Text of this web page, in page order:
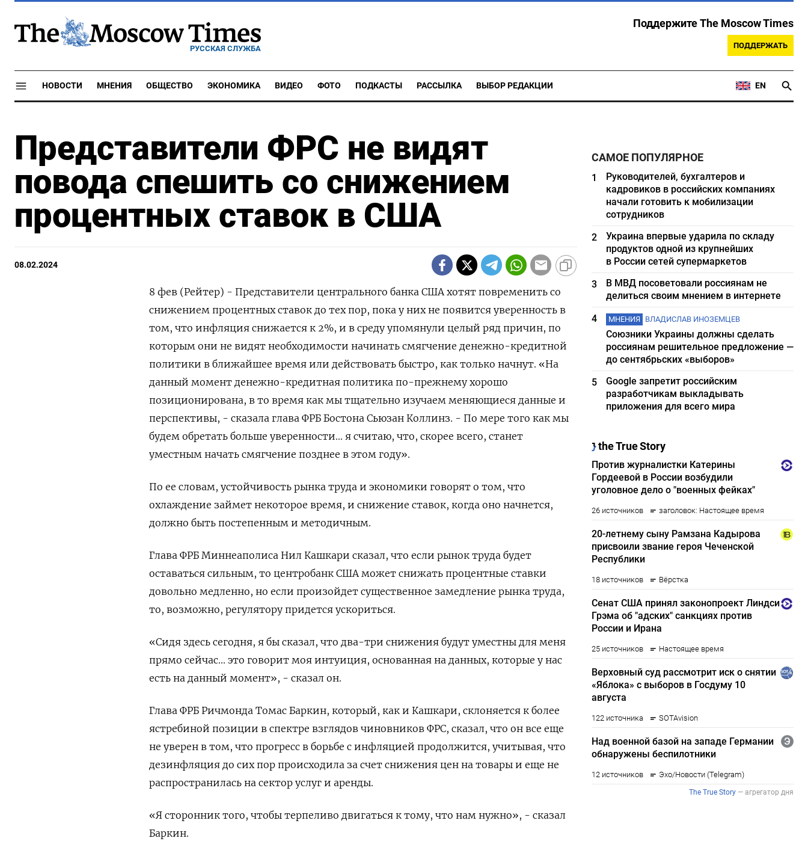
РУССКАЯ СЛУЖБА
Поддержите The Moscow Times
ПОДДЕРЖАТЬ
НОВОСТИ МНЕНИЯ ОБЩЕСТВО ЭКОНОМИКА ВИДЕО ФОТО ПОДКАСТЫ РАССЫЛКА ВЫБОР РЕДАКЦИИ EN
Представители ФРС не видят
повода спешить со снижением
процентных ставок в США
08.02.2024
8 фев (Рейтер) - Представители центрального банка США хотят повременить со
снижением процентных ставок до тех пор, пока у них не появится уверенность в
том, что инфляция снижается к 2%, и в среду упомянули целый ряд причин, по
которым они не видят необходимости начинать смягчение денежно-кредитной
политики в ближайшее время или действовать быстро, как только начнут. «На
данный момент денежно-кредитная политика по-прежнему хорошо
позиционирована, в то время как мы тщательно изучаем меняющиеся данные и
перспективы, - сказала глава ФРБ Бостона Сьюзан Коллинз. - По мере того как мы
будем обретать больше уверенности... я считаю, что, скорее всего, станет
уместным начать смягчение позднее в этом году».
По ее словам, устойчивость рынка труда и экономики говорят о том, что
охлаждение займет некоторое время, и снижение ставок, когда оно начнется,
должно быть постепенным и методичным.
Глава ФРБ Миннеаполиса Нил Кашкари сказал, что если рынок труда будет
оставаться сильным, то центробанк США может снижать процентные ставки
довольно медленно, но если произойдет существенное замедление рынка труда,
то, возможно, регулятору придется ускориться.
«Сидя здесь сегодня, я бы сказал, что два-три снижения будут уместны для меня
прямо сейчас... это говорит моя интуиция, основанная на данных, которые у нас
есть на данный момент», - сказал он.
Глава ФРБ Ричмонда Томас Баркин, который, как и Кашкари, склоняется к более
ястребиной позиции в спектре взглядов чиновников ФРС, сказал, что он все еще
не уверен в том, что прогресс в борьбе с инфляцией продолжится, учитывая, что
дезинфляция до сих пор происходила за счет снижения цен на товары и еще не
распространилась на сектор услуг и аренды.
«Я сторонник того, чтобы терпеливо двигаться к тому, что нам нужно», - сказал
Баркин.
САМОЕ ПОПУЛЯРНОЕ
1
Руководителей, бухгалтеров и
кадровиков в российских компаниях
начали готовить к мобилизации
сотрудников
2
Украина впервые ударила по складу
продуктов одной из крупнейших
в России сетей супермаркетов
3
В МВД посоветовали россиянам не
делиться своим мнением в интернете
4
МНЕНИЯ ВЛАДИСЛАВ ИНОЗЕМЦЕВ
Союзники Украины должны сделать
россиянам решительное предложение —
до сентябрьских «выборов»
5
Google запретит российским
разработчикам выкладывать
приложения для всего мира